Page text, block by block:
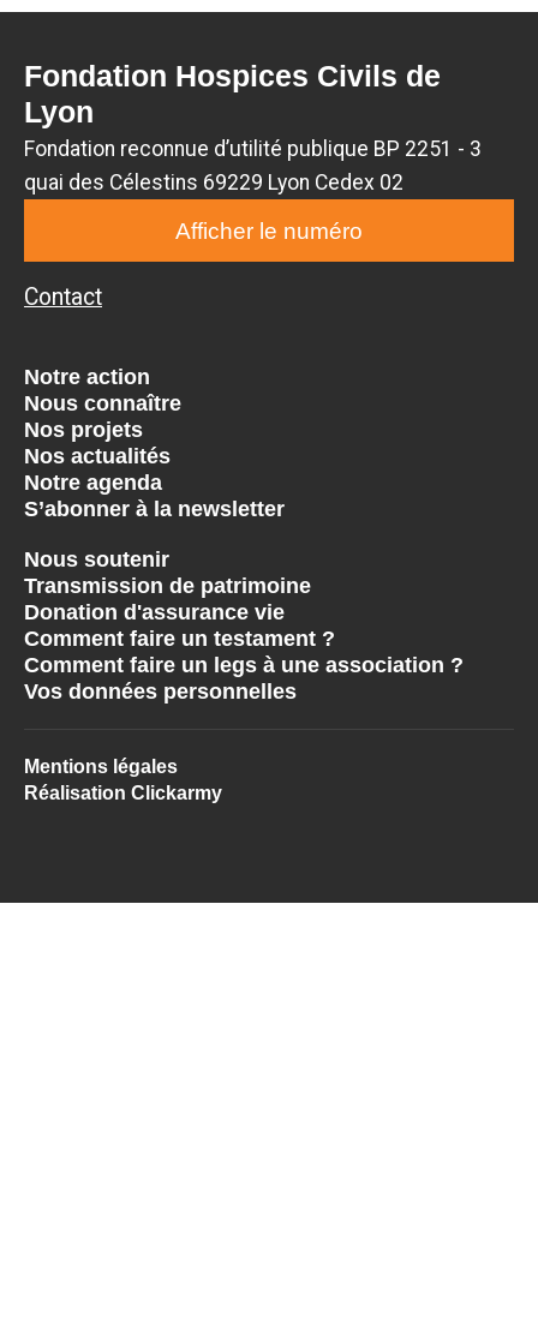
Fondation Hospices Civils de
Lyon
Fondation reconnue d’utilité publique BP 2251 - 3
quai des Célestins 69229 Lyon Cedex 02
Afficher le numéro
Contact
Notre action
Nous connaître
Nos projets
Nos actualités
Notre agenda
S’abonner à la newsletter
Nous soutenir
Transmission de patrimoine
Donation d'assurance vie
Comment faire un testament ?
Comment faire un legs à une association ?
Vos données personnelles
Mentions légales
Réalisation Clickarmy